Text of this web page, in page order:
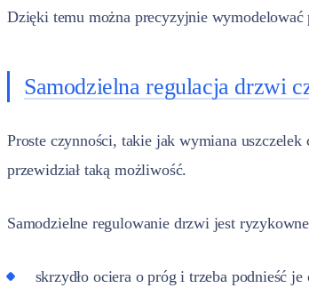
Dzięki temu można precyzyjnie wymodelować
Samodzielna regulacja drzwi
Proste czynności, takie jak wymiana
przewidział taką możliwość.
Samodzielne regulowanie drzwi jest
skrzydło ociera o próg i trzeba podnieść